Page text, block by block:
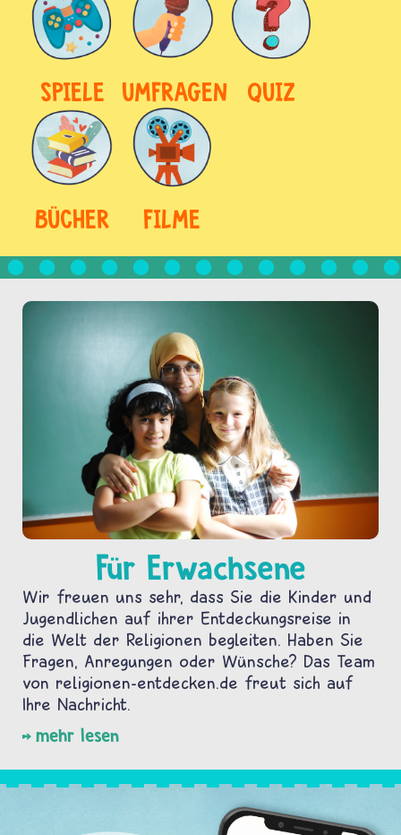
SPIELE UMFRAGEN QUIZ
BÜCHER FILME
Für Erwachsene
Wir freuen uns sehr, dass Sie die Kinder und
Jugendlichen auf ihrer Entdeckungsreise in
die Welt der Religionen begleiten. Haben Sie
Fragen, Anregungen oder Wünsche? Das Team
von religionen-entdecken.de freut sich auf
Ihre Nachricht.
mehr lesen